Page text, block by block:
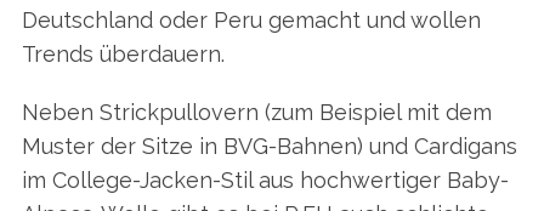
Deutschland oder Peru gemacht und wollen
Trends überdauern.
Neben Strickpullovern (zum Beispiel mit dem
Muster der Sitze in BVG-Bahnen) und Cardigans
im College-Jacken-Stil aus hochwertiger Baby-